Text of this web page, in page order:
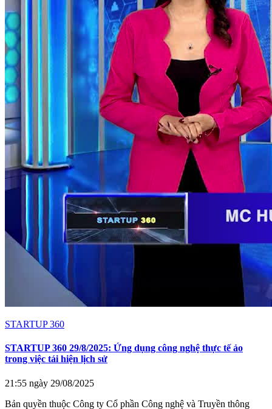
STARTUP 360
STARTUP 360 29/8/2025: Ứng dụng công nghệ thực tế ảo
trong việc tái hiện lịch sử
21:55 ngày 29/08/2025
Bản quyền thuộc Công ty Cổ phần Công nghệ và Truyền thông